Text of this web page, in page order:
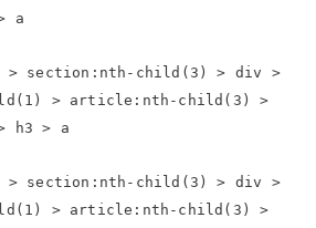
a
> section:nth-child(3) > div >
> article:nth-child(3) >
h3 > a
> section:nth-child(3) > div >
> article:nth-child(3) >